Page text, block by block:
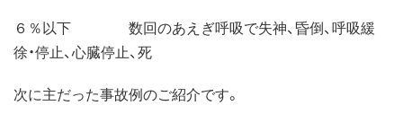
６％以下 数回のあえぎ呼吸で失神、昏倒、呼吸緩
徐・停止、心臓停止、死
次に主だった事故例のご紹介です。